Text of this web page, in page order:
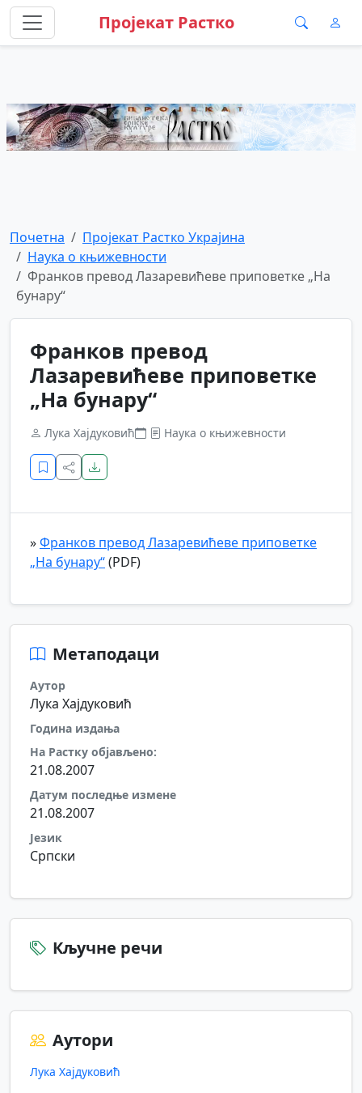
Пројекат Растко
Почетна
Пројекат Растко Украјина
Наука о књижевности
Франков превод Лазаревићеве приповетке „На
бунару“
Франков превод
Лазаревићеве приповетке
„На бунару“
Лука Хајдуковић Наука о књижевности
»Франков превод Лазаревићеве приповетке
„На бунару“(PDF)
Метаподаци
Аутор
Лука Хајдуковић
Година издања
На Растку објављено:
21.08.2007
Датум последње измене
21.08.2007
Језик
Српски
Кључне речи
Аутори
Лука Хајдуковић